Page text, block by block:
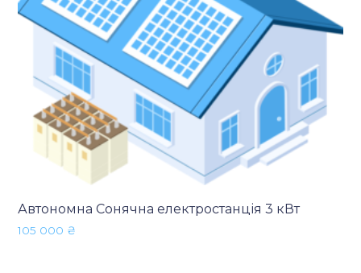
Автономна Сонячна електростанція 3 кВт
105 000 ₴